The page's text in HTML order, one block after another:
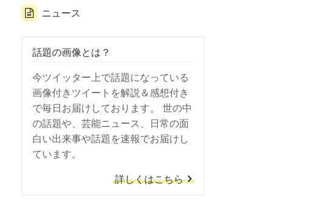
ニュース
話題の画像とは？
今ツイッター上で話題になっている
画像付きツイートを解説＆感想付き
で毎日お届けしております。 世の中
の話題や、芸能ニュース、日常の面
白い出来事や話題を速報でお届けし
ています。
詳しくはこちら